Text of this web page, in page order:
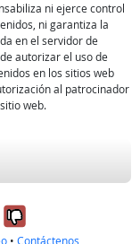
ni ejerce control
ni garantiza la
en el servidor de
autorizar el uso de
en los sitios web
al patrocinador
web.
útil
No, no fue